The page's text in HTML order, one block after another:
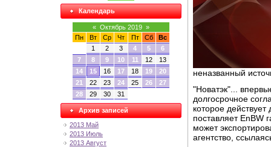
Календарь
« Октябрь 2019 »
Пн
Вт Ср Чт Пт Сб
Вс
1
2 3 4 5
6
7
8 9 10 11 12
13
14
15 16 17 18 19
20
21
22 23 24 25 26
27
28
29 30 31
Архив записей
2013 Май
2013 Июль
2013 Август
неназванный
"Новатэк"​​​...
долгосрочное
которое
поставляет EnBW
может
агентство,